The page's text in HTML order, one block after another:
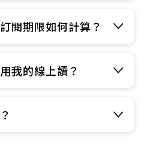
閱期限如何計算？​
我的線上讀？​